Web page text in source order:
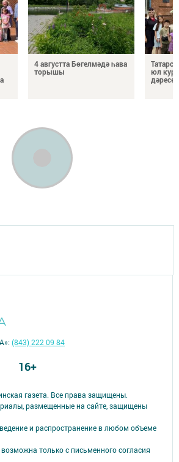
4 августта Бөгелмәдә һава
торышы
юл
дәресе
газета. Все права защищены.
размещенные на сайте, защищены
и распространение в любом объеме
только с письменного согласия
(843) 222 09 84
16+